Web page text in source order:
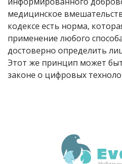
медицинское
кодексе есть норма,
применение любого
достоверно определить
Этот же принцип может
законе о цифровых